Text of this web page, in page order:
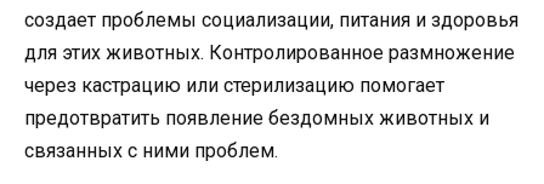
создает проблемы социализации, питания и здоровья
для этих животных. Контролированное размножение
через кастрацию или стерилизацию помогает
предотвратить появление бездомных животных и
связанных с ними проблем.